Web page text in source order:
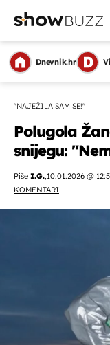
Dnevnik.hr
"NAJEŽILA SAM SE!"
Polugola
snijegu:
Piše I.G.,10.01.2026 @
KOMENTARI